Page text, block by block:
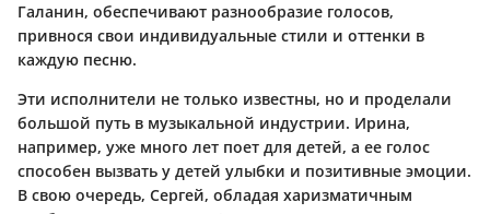
Галанин, обеспечивают разнообразие голосов,
привнося свои индивидуальные стили и оттенки в
каждую песню.
Эти исполнители не только известны, но и проделали
большой путь в музыкальной индустрии. Ирина,
например, уже много лет поет для детей, а ее голос
способен вызвать у детей улыбки и позитивные эмоции.
В свою очередь, Сергей, обладая харизматичным